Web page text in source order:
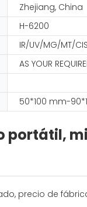
Zhejiang, China
H-6200
IR/UV/MG/MT/CIS
AS YOUR
50*100 mm-
portátil,